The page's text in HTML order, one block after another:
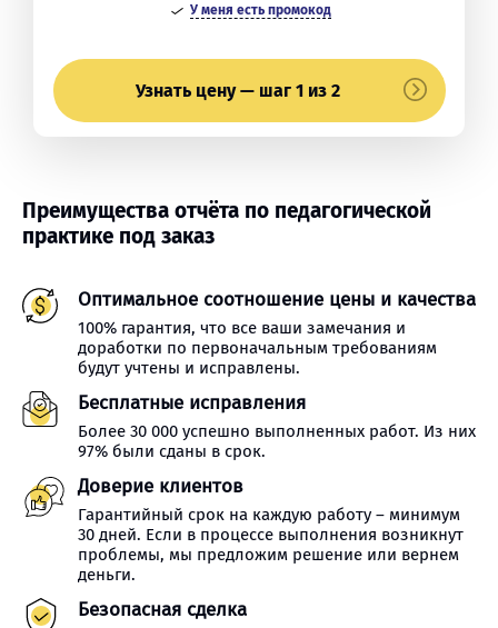
У меня есть промокод
Узнать цену — шаг 1 из 2
Преимущества отчёта по педагогической
практике под заказ
Оптимальное соотношение цены и качества
100% гарантия, что все ваши замечания и
доработки по первоначальным требованиям
будут учтены и исправлены.
Бесплатные исправления
Более 30 000 успешно выполненных работ. Из них
97% были сданы в срок.
Доверие клиентов
Гарантийный срок на каждую работу – минимум
30 дней. Если в процессе выполнения возникнут
проблемы, мы предложим решение или вернем
деньги.
Безопасная сделка